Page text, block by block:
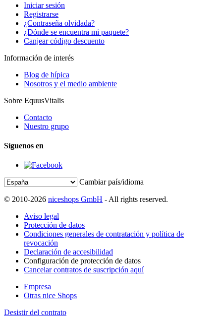
Iniciar sesión
Registrarse
¿Contraseña olvidada?
¿Dónde se encuentra mi paquete?
Canjear código descuento
Información de interés
Blog de hípica
Nosotros y el medio ambiente
Sobre EquusVitalis
Contacto
Nuestro grupo
Síguenos en
Cambiar país/idioma
© 2010-2026 niceshops GmbH - All rights reserved.
Aviso legal
Protección de datos
Condiciones generales de contratación y política de
revocación
Declaración de accesibilidad
Configuración de protección de datos
Cancelar contratos de suscripción aquí
Empresa
Otras nice Shops
Desistir del contrato